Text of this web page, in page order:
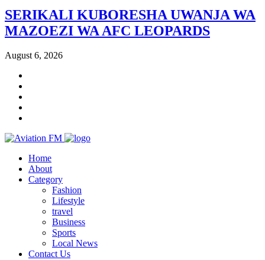
SERIKALI KUBORESHA UWANJA WA
MAZOEZI WA AFC LEOPARDS
August 6, 2026
Home
About
Category
Fashion
Lifestyle
travel
Business
Sports
Local News
Contact Us